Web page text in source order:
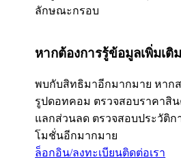
ลักษณะกรอบ
หากต้องการรู้ข้อมูลเพิ่มเติม
พบกับสิทธิมาอีกมากมาย หาก
รูปดอทคอม ตรวจสอบราคาสิ
แลกส่วนลด ตรวจสอบประวัติก
โมชั่นอีกมากมาย
ล็อกอิน/ลงทะเบียนติดต่อเรา